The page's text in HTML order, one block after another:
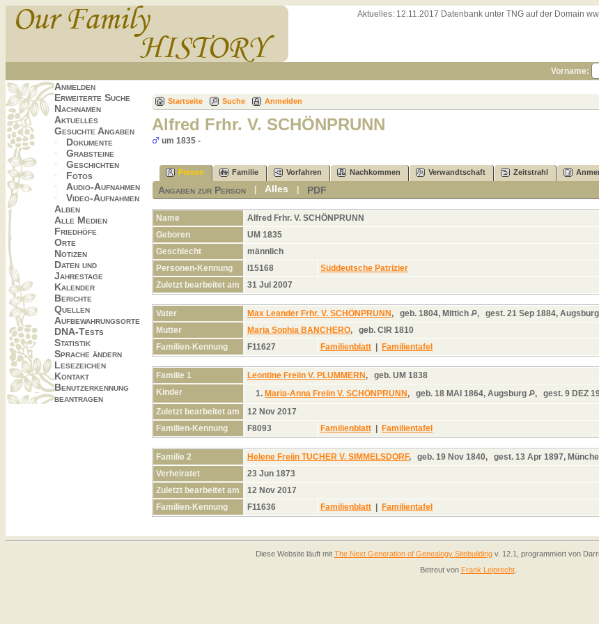
Aktuelles: 12.11.2017 Datenbank unter TNG auf der Domain
Vorname:
Anmelden
Erweiterte Suche
Nachnamen
Aktuelles
Gesuchte Angaben
Dokumente
Grabsteine
Geschichten
Fotos
Audio-Aufnahmen
Video-Aufnahmen
Alben
Alle Medien
Friedhöfe
Orte
Notizen
Daten und
Jahrestage
Kalender
Berichte
Quellen
Aufbewahrungsorte
DNA-Tests
Statistik
Sprache ändern
Lesezeichen
Kontakt
Benutzerkennung
beantragen
Startseite Suche Anmelden
Alfred Frhr. V. SCHÖNPRUNN
um 1835 -
Person Familie Vorfahren Nachkommen Verwandtschaft Zeitstrahl
Angaben zur Person |Alles PDF
Name Alfred Frhr. V. SCHÖNPRUNN
Geboren
UM 1835
Geschlecht
männlich
Personen-Kennung
I15168
Süddeutsche Patrizier
Zuletzt bearbeitet am
31 Jul 2007
Vater Max Leander Frhr. V. SCHÖNPRUNN, geb. 1804, Mittich , gest. 21 Sep 1884, Augsburg
Mutter
Maria Sophia BANCHERO, geb. CIR 1810
Familien-Kennung
F11627 Familienblatt | Familientafel
Familie 1 Leontine Freiin V. PLUMMERN, geb. UM 1838
Kinder
1. Maria-Anna Freiin V. SCHÖNPRUNN, geb. 18 MAI 1864, Augsburg , gest. 9 DEZ
Zuletzt bearbeitet am
12 Nov 2017
Familien-Kennung
F8093 Familienblatt | Familientafel
Familie 2 Helene Freiin TUCHER V. SIMMELSDORF, geb. 19 Nov 1840, gest. 13 Apr 1897,
Verheiratet
23 Jun 1873
Zuletzt bearbeitet am
12 Nov 2017
Familien-Kennung
F11636 Familienblatt | Familientafel
Diese Website läuft mit The Next Generation of Genealogy Sitebuildingv. 12.1, programmiert von
Betreut von Frank Leiprecht.